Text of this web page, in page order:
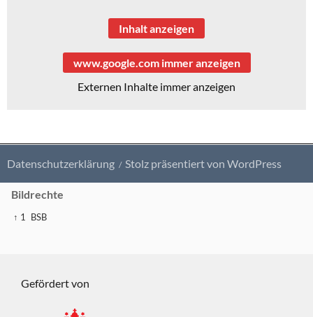
Inhalt anzeigen
www.google.com immer anzeigen
Externen Inhalte immer anzeigen
Datenschutzerklärung Stolz präsentiert von WordPress
Bildrechte
↑ 1 BSB
Gefördert von